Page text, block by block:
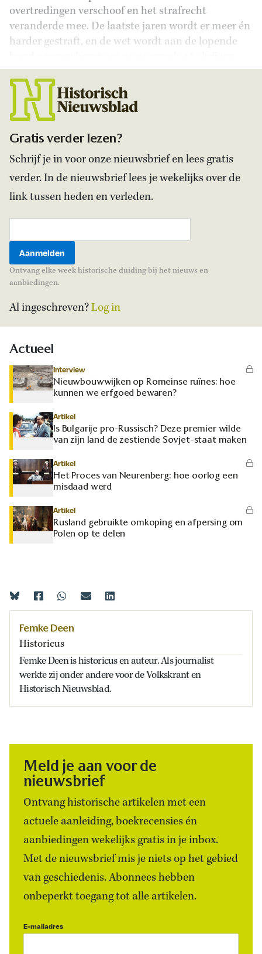
overtredingen verschoof en het strafrecht
veranderde mee. De laatste jaren wordt er meer én
harder gestraft, en de wet wordt aan de lopende
Gratis verder lezen?
Schrijf je in voor onze nieuwsbrief en lees gratis
verder. In de nieuwsbrief lees je wekelijks over de
link tussen heden en verleden.
Ontvang elke week historische duiding bij het nieuws en
aanbiedingen.
Al ingeschreven?Log in
Actueel
Interview
Nieuwbouwwijken op Romeinse ruïnes: hoe
kunnen we erfgoed bewaren?
Artikel
Is Bulgarije pro-Russisch? Deze premier wilde
van zijn land de zestiende Sovjet-staat maken
Artikel
Het Proces van Neurenberg: hoe oorlog een
misdaad werd
Artikel
Rusland gebruikte omkoping en afpersing om
Polen op te delen
Femke Deen
Historicus
Femke Deen is historicus en auteur. Als journalist
werkte zij onder andere voor de Volkskrant en
Historisch Nieuwsblad.
Meld je aan voor de
nieuwsbrief
Ontvang historische artikelen met een
actuele aanleiding, boekrecensies én
aanbiedingen wekelijks gratis in je inbox.
Met de nieuwsbrief mis je niets op het gebied
van geschiedenis. Abonnees hebben
onbeperkt toegang tot alle artikelen.
E-mailadres